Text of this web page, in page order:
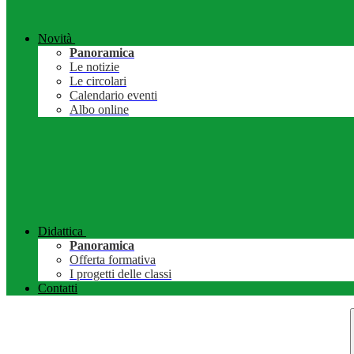
Novità
Panoramica
Le notizie
Le circolari
Calendario eventi
Albo online
Didattica
Panoramica
Offerta formativa
I progetti delle classi
Contatti